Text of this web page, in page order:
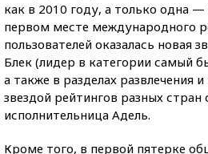
как в 2010 году, а только одна —
первом месте международного
пользователей оказалась новая
Блек (лидер в категории самый
а также в разделах развлечения
звездой рейтингов разных стран
исполнительница Адель.
Кроме того, в первой пятерке